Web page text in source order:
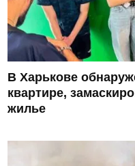
В Харькове
квартире,
жилье